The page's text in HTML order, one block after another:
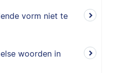
vorm niet te
woorden in